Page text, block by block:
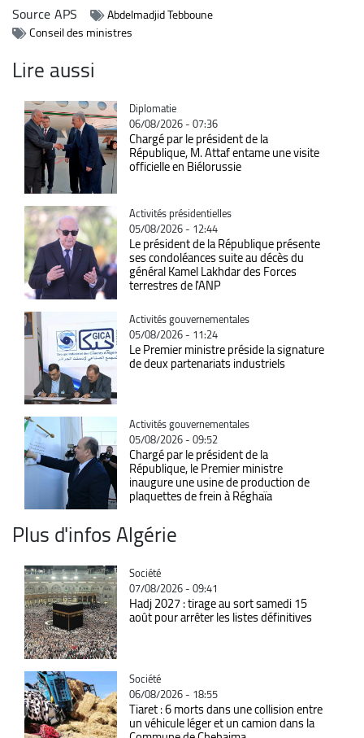
SourceAPS
Abdelmadjid Tebboune
Conseil des ministres
Lire aussi
Catégorie
Diplomatie
06/08/2026 - 07:36
Chargé par le président de la
République, M. Attaf entame une visite
officielle en Biélorussie
Catégorie
Activités présidentielles
05/08/2026 - 12:44
Le président de la République présente
ses condoléances suite au décès du
général Kamel Lakhdar des Forces
terrestres de l'ANP
Catégorie
Activités gouvernementales
05/08/2026 - 11:24
Le Premier ministre préside la signature
de deux partenariats industriels
Catégorie
Activités gouvernementales
05/08/2026 - 09:52
Chargé par le président de la
République, le Premier ministre
inaugure une usine de production de
plaquettes de frein à Réghaïa
Plus d'infos Algérie
Catégorie
Société
07/08/2026 - 09:41
Hadj 2027 : tirage au sort samedi 15
août pour arrêter les listes définitives
Catégorie
Société
06/08/2026 - 18:55
Tiaret : 6 morts dans une collision entre
un véhicule léger et un camion dans la